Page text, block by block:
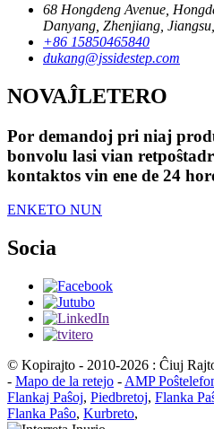
68 Hongdeng Avenue,
Danyang, Zhenjiang,
+86 15850465840
dukang@jssidestep.com
NOVAĴLETERO
Por demandoj pri niaj
bonvolu lasi vian
kontaktos vin ene de 24
ENKETO NUN
Socia
© Kopirajto - 2010-2026 : Ĉiuj
- Mapo de la retejo - AMP
Flankaj Paŝoj, Piedbretoj, Flanka
Flanka Paŝo, Kurbreto,